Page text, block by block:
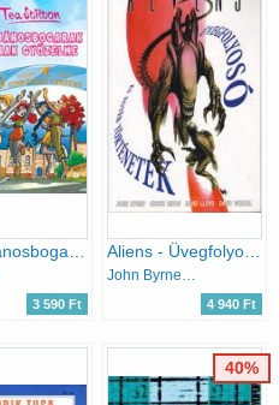
3 590 Ft
Aliens - Üvegfolyosó és egyéb történetek
John Byrne, Dixon, David Lloyd, - David Wenzel
4 940 Ft
40%